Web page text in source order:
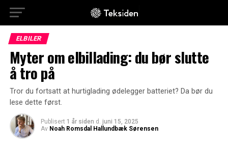
ELBILER
Myter om elbillading: du bør slutte
å tro på
Tror du fortsatt at hurtiglading ødelegger batteriet? Da bør du
lese dette først.
Publisert 1 år siden d. juni 15, 2025
Av Noah Romsdal Hallundbæk Sørensen